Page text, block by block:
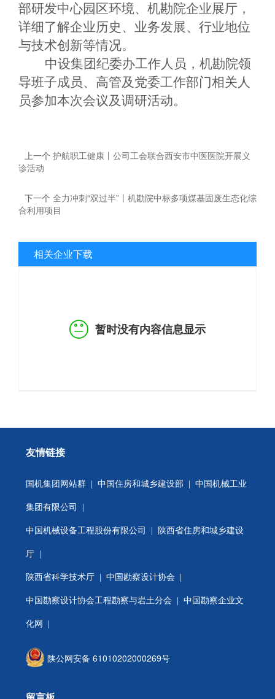
部研发中心园区环境、机勘院企业展厅，
详细了解企业历史、业务发展、行业地位
与技术创新等情况。
中设集团纪委办工作人员，机勘院领
导班子成员、高管及党委工作部门相关人
员参加本次会议及调研活动。
上一个 护航职工健康丨公司工会联合西安市中医医院开展义
诊活动
下一个 全力冲刺“双过半”丨机勘院中标多项煤基固废生态化综
合利用项目
相关企业下载
暂时没有内容信息显示
友情链接
国机集团网站群 | 中国住房和城乡建设部 | 中国机械工业
集团有限公司 |
中国机械设备工程股份有限公司 | 陕西省住房和城乡建设
厅 |
陕西省科学技术厅 |中国勘察设计协会 |
中国勘察设计协会工程勘察与岩土分会 | 中国勘察企业文
化网 |
陕公网安备 61010202000269号